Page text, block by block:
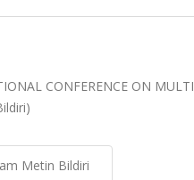
CONFERENCE ON
Metin Bildiri